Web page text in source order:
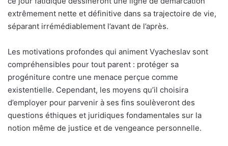
extrêmement nette et définitive dans sa trajectoire de vie,
séparant irrémédiablement l’avant de l’après.
Les motivations profondes qui animent Vyacheslav sont
compréhensibles pour tout parent : protéger sa
progéniture contre une menace perçue comme
existentielle. Cependant, les moyens qu’il choisira
d’employer pour parvenir à ses fins soulèveront des
questions éthiques et juridiques fondamentales sur la
notion même de justice et de vengeance personnelle.